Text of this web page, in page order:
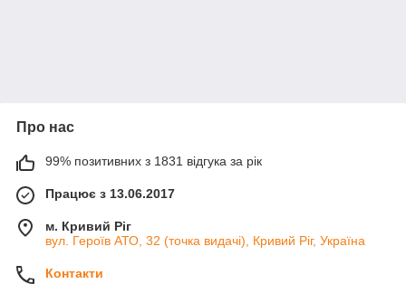
Про нас
99% позитивних з 1831 відгука за рік
Працює з 13.06.2017
м. Кривий Ріг
вул. Героїв АТО, 32 (точка видачі), Кривий Ріг, Україна
Контакти